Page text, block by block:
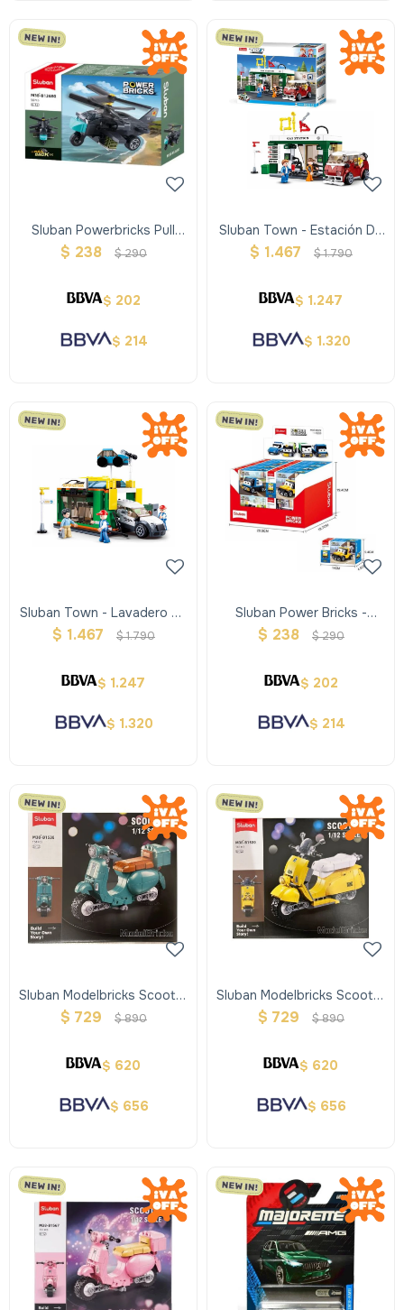
Sluban Powerbricks Pull
Back - Helicoptero
$ 238 $290
$ 202
$ 214
Sluban Town - Estación De
Servicio
$ 1.467 $1.790
$ 1.247
$ 1.320
Sluban Town - Lavadero De
Autos
$ 1.467 $1.790
$ 1.247
$ 1.320
Sluban Power Bricks -
Construcción Pull Back
$ 238 $290
$ 202
$ 214
Sluban Modelbricks Scooter
- Verde
$ 729 $890
$ 620
$ 656
Sluban Modelbricks Scooter
- Amarillo
$ 729 $890
$ 620
$ 656